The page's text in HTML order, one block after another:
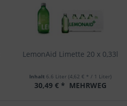
LemonAid Limette 20 x 0,33l
Inhalt 6.6 Liter(4,62 € * / 1 Liter)
30,49 € * MEHRWEG